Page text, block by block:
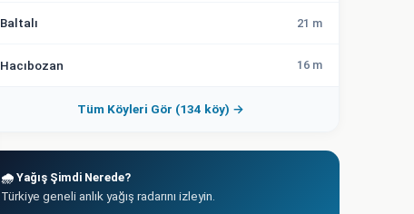
Baltalı 21 m
Hacıbozan 16 m
Tüm Köyleri Gör (134 köy) →
🌧️ Yağış Şimdi Nerede?
Türkiye geneli anlık yağış radarını izleyin.